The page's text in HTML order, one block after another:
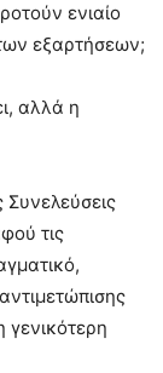
ενιαίο
εξαρτήσεων;
αλλά η
τις